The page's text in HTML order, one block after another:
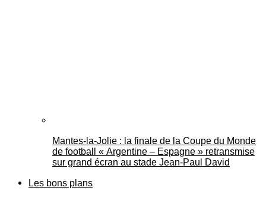
Mantes-la-Jolie : la finale de la Coupe du Monde
de football « Argentine – Espagne » retransmise
sur grand écran au stade Jean-Paul David
Les bons plans